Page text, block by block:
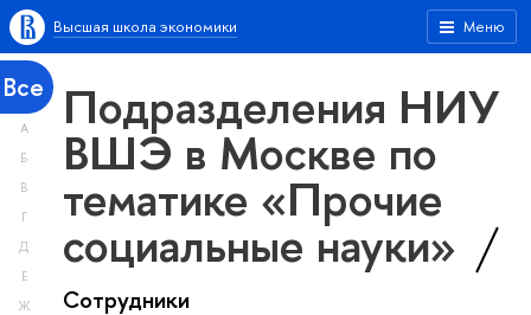
Меню
Высшая школа экономики
Все
А
Б
В
Г
Д
Е
Ж
Подразделения НИУ
ВШЭ в Москве по
тематике «Прочие
социальные науки»
Сотрудники